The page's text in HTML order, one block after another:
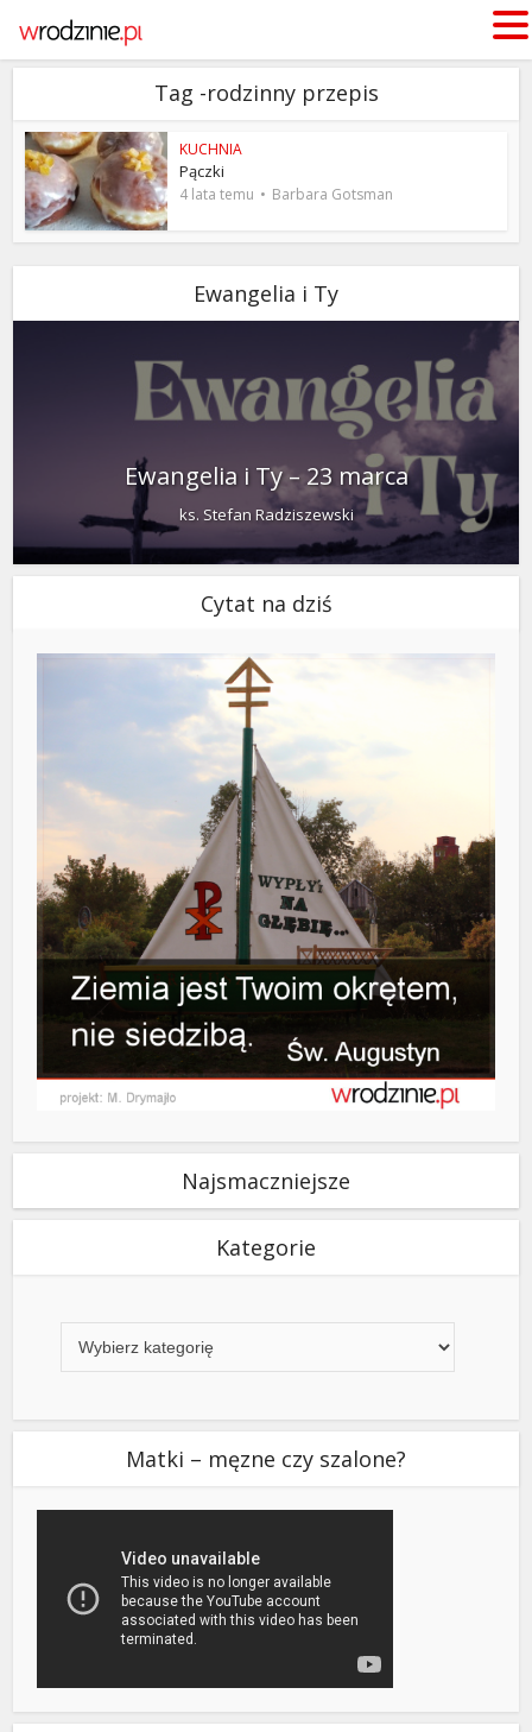
Tag -rodzinny przepis
KUCHNIA
Pączki
4 lata temu Barbara Gotsman
Ewangelia i Ty
Ewangelia i Ty – 23 marca
ks. Stefan Radziszewski
Cytat na dziś
Najsmaczniejsze
Kategorie
Matki – męzne czy szalone?